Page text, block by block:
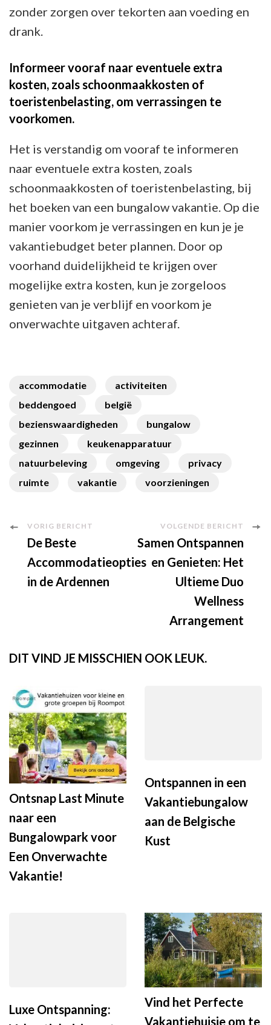
zonder zorgen over tekorten aan voeding en
drank.
Informeer vooraf naar eventuele extra
kosten, zoals schoonmaakkosten of
toeristenbelasting, om verrassingen te
voorkomen.
Het is verstandig om vooraf te informeren
naar eventuele extra kosten, zoals
schoonmaakkosten of toeristenbelasting, bij
het boeken van een bungalow vakantie. Op die
manier voorkom je verrassingen en kun je je
vakantiebudget beter plannen. Door op
voorhand duidelijkheid te krijgen over
mogelijke extra kosten, kun je zorgeloos
genieten van je verblijf en voorkom je
onverwachte uitgaven achteraf.
accommodatie
activiteiten
beddengoed
belgië
bezienswaardigheden
bungalow
gezinnen
keukenapparatuur
natuurbeleving
omgeving
privacy
ruimte
vakantie voorzieningen
Berichtnavigatie
VORIG BERICHT
De Beste
Accommodatieopties
in de Ardennen
VOLGENDE BERICHT
Samen Ontspannen
en Genieten: Het
Ultieme Duo
Wellness
Arrangement
DIT VIND JE MISSCHIEN OOK LEUK.
Ontsnap Last Minute
naar een
Bungalowpark voor
Een Onverwachte
Vakantie!
Ontspannen in een
Vakantiebungalow
aan de Belgische
Kust
Luxe Ontspanning:
Vind het Perfecte
Vakantiehuisje om te